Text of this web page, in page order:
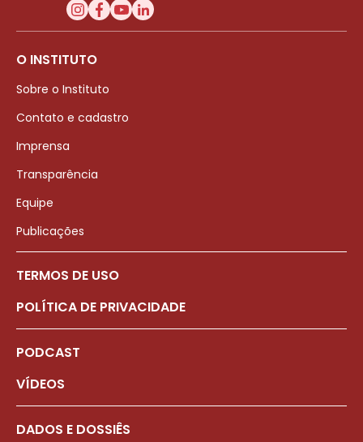
O INSTITUTO
Sobre o Instituto
Contato e cadastro
Imprensa
Transparência
Equipe
Publicações
TERMOS DE USO
POLÍTICA DE PRIVACIDADE
PODCAST
VÍDEOS
DADOS E DOSSIÊS